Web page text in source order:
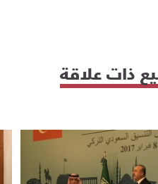
ذات علاقة